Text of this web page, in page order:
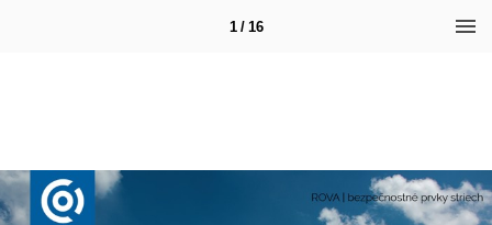
1 / 16